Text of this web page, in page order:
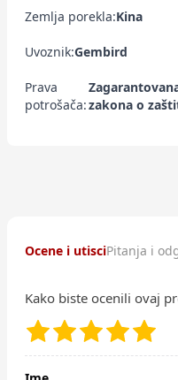
Zemlja porekla:Kina
Uvoznik:Gembird
Prava
potrošača:zakona o
Ocene i utisciPitanja i
Kako biste ocenili ovaj